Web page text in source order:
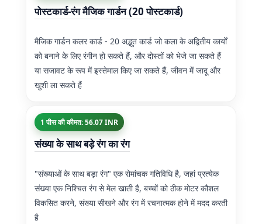
पोस्टकार्ड-रंग मैजिक गार्डन (20 पोस्टकार्ड)
मैजिक गार्डन कलर कार्ड - 20 अद्भुत कार्ड जो कला के अद्वितीय कार्यों
को बनाने के लिए रंगीन हो सकते हैं, और दोस्तों को भेजे जा सकते हैं
या सजावट के रूप में इस्तेमाल किए जा सकते हैं, जीवन में जादू और
खुशी ला सकते हैं
1 पीस की कीमत: 56.07 INR
संख्या के साथ बड़े रंग का रंग
"संख्याओं के साथ बड़ा रंग" एक रोमांचक गतिविधि है, जहां प्रत्येक
संख्या एक निश्चित रंग से मेल खाती है, बच्चों को ठीक मोटर कौशल
विकसित करने, संख्या सीखने और रंग में रचनात्मक होने में मदद करती
है